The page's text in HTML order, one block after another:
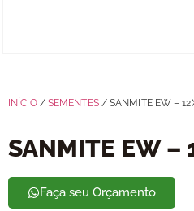
INÍCIO/ SEMENTES/ SANMITE EW –
SANMITE EW –
Faça seu Orçamento